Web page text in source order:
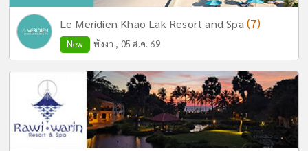
Le Meridien Khao Lak Resort and Spa (7)
New พังงา , 05 ส.ค. 69